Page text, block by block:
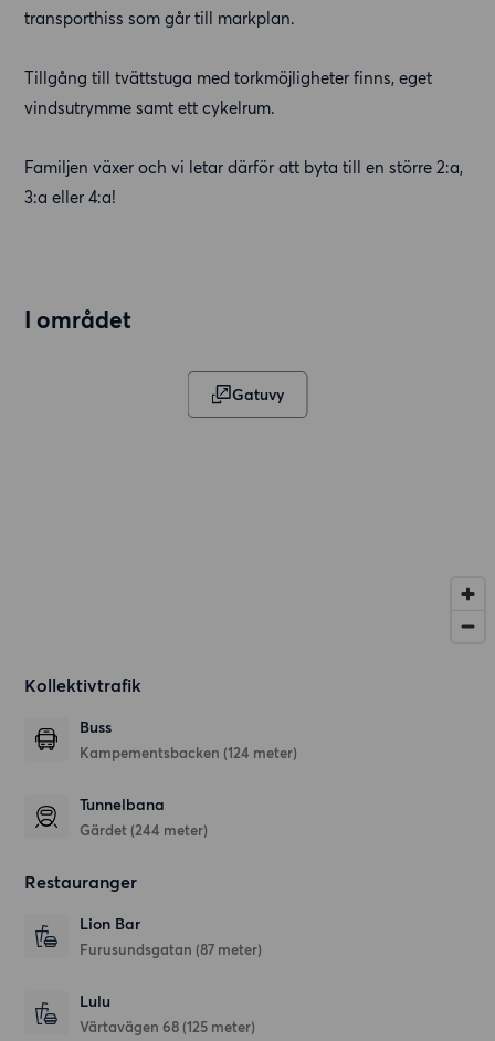
transporthiss som går till markplan.
Tillgång till tvättstuga med torkmöjligheter finns, eget
vindsutrymme samt ett cykelrum.
Familjen växer och vi letar därför att byta till en större 2:a,
3:a eller 4:a!
I området
Gatuvy
Kollektivtrafik
Buss
Kampementsbacken (124 meter)
Tunnelbana
Gärdet (244 meter)
Restauranger
Lion Bar
Furusundsgatan (87 meter)
Lulu
Värtavägen 68 (125 meter)